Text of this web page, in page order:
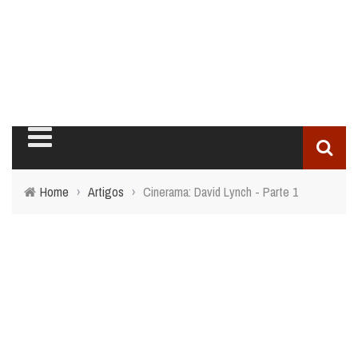
Home › Artigos › Cinerama: David Lynch - Parte 1